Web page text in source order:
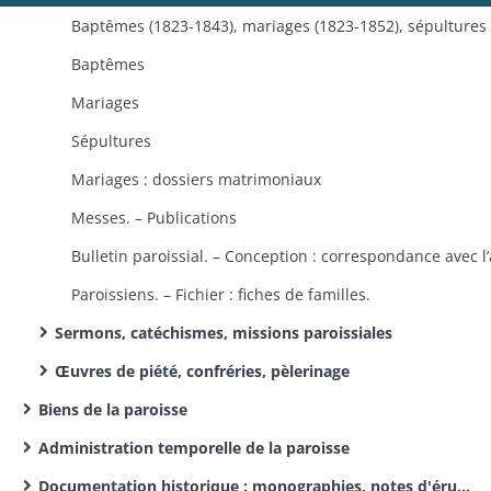
Baptêmes
Mariages
Sépultures
Mariages : dossiers matrimoniaux
Messes. – Publications
Paroissiens. – Fichier : fiches de familles.
Sermons, catéchismes, missions paroissiales
Œuvres de piété, confréries, pèlerinage
Biens de la paroisse
Administration temporelle de la paroisse
Documentation historique : monographies, notes d'érudit, journaux de curé, sermons, papiers privés.